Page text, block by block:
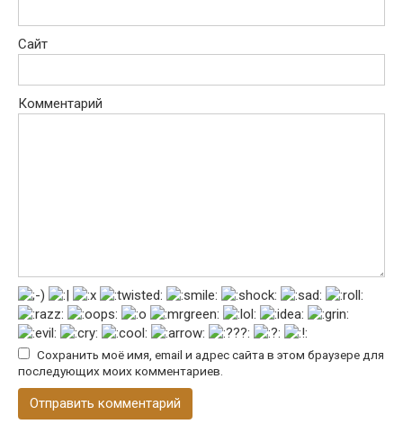
Сайт
Комментарий
Сохранить моё имя, email и адрес сайта в этом браузере для
последующих моих комментариев.